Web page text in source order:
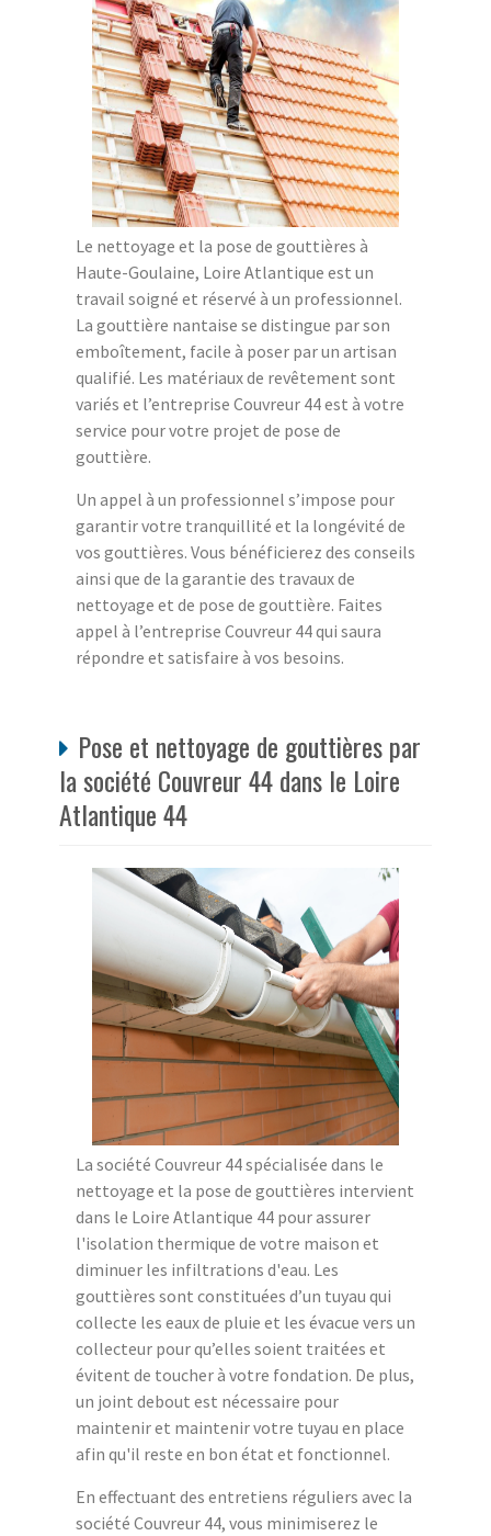
Le nettoyage et la pose de gouttières à
Haute-Goulaine, Loire Atlantique est un
travail soigné et réservé à un professionnel.
La gouttière nantaise se distingue par son
emboîtement, facile à poser par un artisan
qualifié. Les matériaux de revêtement sont
variés et l’entreprise Couvreur 44 est à votre
service pour votre projet de pose de
gouttière.
Un appel à un professionnel s’impose pour
garantir votre tranquillité et la longévité de
vos gouttières. Vous bénéficierez des conseils
ainsi que de la garantie des travaux de
nettoyage et de pose de gouttière. Faites
appel à l’entreprise Couvreur 44 qui saura
répondre et satisfaire à vos besoins.
Pose et nettoyage de gouttières par
la société Couvreur 44 dans le Loire
Atlantique 44
La société Couvreur 44 spécialisée dans le
nettoyage et la pose de gouttières intervient
dans le Loire Atlantique 44 pour assurer
l'isolation thermique de votre maison et
diminuer les infiltrations d'eau. Les
gouttières sont constituées d’un tuyau qui
collecte les eaux de pluie et les évacue vers un
collecteur pour qu’elles soient traitées et
évitent de toucher à votre fondation. De plus,
un joint debout est nécessaire pour
maintenir et maintenir votre tuyau en place
afin qu'il reste en bon état et fonctionnel.
En effectuant des entretiens réguliers avec la
société Couvreur 44, vous minimiserez le